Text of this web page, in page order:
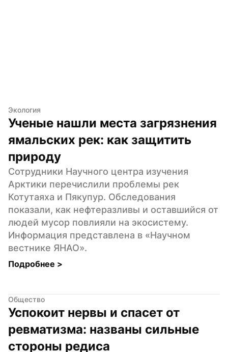
Экология
Ученые нашли места загрязнения
ямальских рек: как защитить
природу
Сотрудники Научного центра изучения
Арктики перечислили проблемы рек
Котутаяха и Пякупур. Обследования
показали, как нефтеразливы и оставшийся от
людей мусор повлияли на экосистему.
Информация представлена в «Научном
вестнике ЯНАО».
Подробнее >
Общество
Успокоит нервы и спасет от
ревматизма: названы сильные
стороны редиса